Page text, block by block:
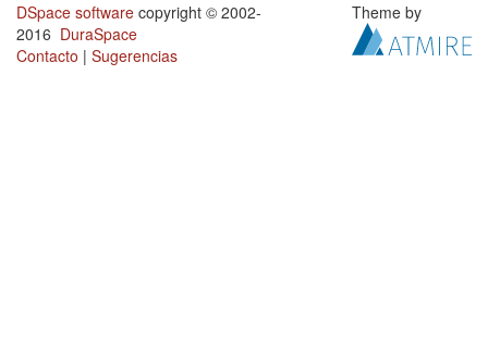
DSpace software copyright © 2002-
2016 DuraSpace
Contacto | Sugerencias
Theme by